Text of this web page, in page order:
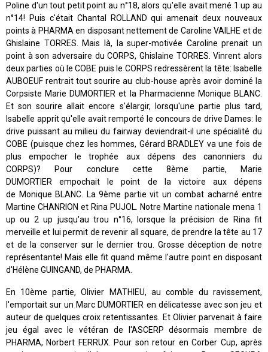
Poline d'un tout petit point au n°18, alors qu'elle avait mené 1 up au
n°14! Puis c'était Chantal ROLLAND qui amenait deux nouveaux
points à PHARMA en disposant nettement de Caroline VAILHE et de
Ghislaine TORRES. Mais là, la super-motivée Caroline prenait un
point à son adversaire du CORPS, Ghislaine TORRES. Vinrent alors
deux parties où le COBE puis le CORPS redressèrent la tête: Isabelle
AUBOEUF rentrait tout sourire au club-house après avoir dominé la
Corpsiste Marie DUMORTIER et la Pharmacienne Monique BLANC.
Et son sourire allait encore s'élargir, lorsqu'une partie plus tard,
Isabelle apprit qu'elle avait remporté le concours de drive Dames: le
drive puissant au milieu du fairway deviendrait-il une spécialité du
COBE (puisque chez les hommes, Gérard BRADLEY va une fois de
plus empocher le trophée aux dépens des canonniers du
CORPS)? Pour conclure cette 8ème partie, Marie
DUMORTIER empochait le point de la victoire aux dépens
de Monique BLANC. La 9ème partie vit un combat acharné entre
Martine CHANRION et Rina PUJOL. Notre Martine nationale mena 1
up ou 2 up jusqu'au trou n°16, lorsque la précision de Rina fit
merveille et lui permit de revenir all square, de prendre la tête au 17
et de la conserver sur le dernier trou. Grosse déception de notre
représentante! Mais elle fit quand même l'autre point en disposant
d'Hélène GUINGAND, de PHARMA.
En 10ème partie, Olivier MATHIEU, au comble du ravissement,
l'emportait sur un Marc DUMORTIER en délicatesse avec son jeu et
auteur de quelques croix retentissantes. Et Olivier parvenait à faire
jeu égal avec le vétéran de l'ASCERP désormais membre de
PHARMA, Norbert FERRUX. Pour son retour en Corber Cup, après